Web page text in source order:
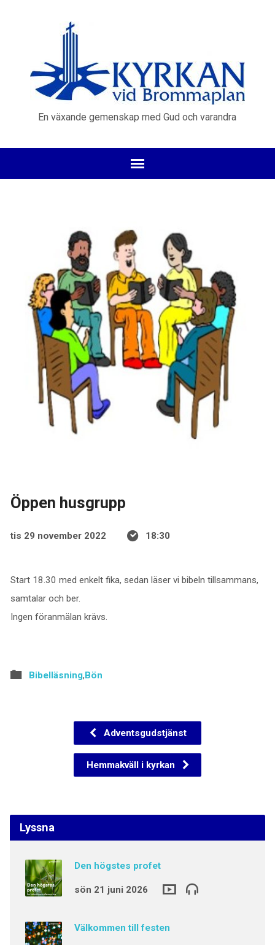
En växande gemenskap med Gud och varandra
Öppen husgrupp
tis 29 november 2022 18:30
Start 18.30 med enkelt fika, sedan läser vi bibeln tillsammans,
samtalar och ber.
Ingen föranmälan krävs.
Bibelläsning,Bön
Adventsgudstjänst
Hemmakväll i kyrkan
Lyssna
Den högstes profet
sön 21 juni 2026
Välkommen till festen